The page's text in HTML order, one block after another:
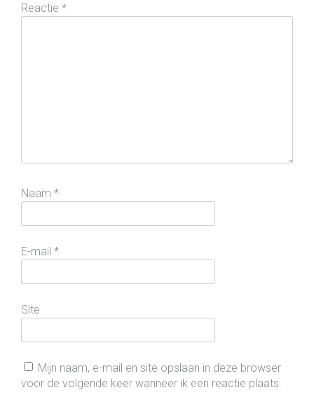
Reactie *
Naam *
E-mail *
Site
Mijn naam, e-mail en site opslaan in deze browser
voor de volgende keer wanneer ik een reactie plaats.